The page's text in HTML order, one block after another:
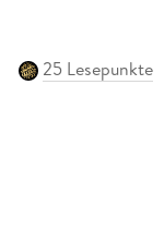
25 Lesepunkte